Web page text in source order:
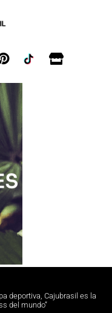
deportiva, Cajubrasil es la
del mundo”